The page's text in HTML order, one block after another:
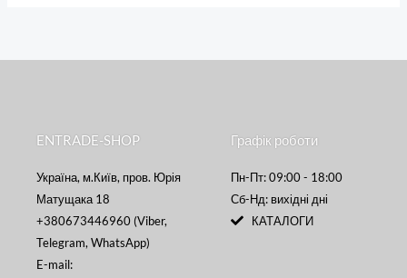
ENTRADE-SHOP
Україна, м.Київ, пров. Юрія
Матущака 18
+380673446960 (Viber,
Telegram, WhatsApp)
E-mail:
Графік роботи
Пн-Пт: 09:00 - 18:00
Сб-Нд: вихідні дні
КАТАЛОГИ